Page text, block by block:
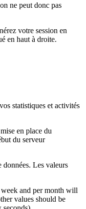
ne peut donc pas
votre session en
en haut à droite.
statistiques et activités
en place du
du serveur
données. Les valeurs
and per month will
values should be